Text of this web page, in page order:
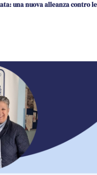
una nuova alleanza contro le